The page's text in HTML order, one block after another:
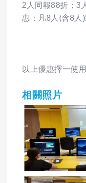
2人同報88折；3
惠；凡8人(含8人)
以上優惠擇一使用
相關照片